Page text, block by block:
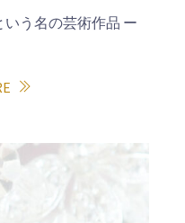
う名の芸術作品 ー